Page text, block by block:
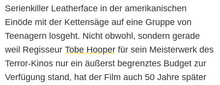
Serienkiller Leatherface in der amerikanischen
Einöde mit der Kettensäge auf eine Gruppe von
Teenagern losgeht. Nicht obwohl, sondern gerade
weil Regisseur Tobe Hooper für sein Meisterwerk des
Terror-Kinos nur ein äußerst begrenztes Budget zur
Verfügung stand, hat der Film auch 50 Jahre später